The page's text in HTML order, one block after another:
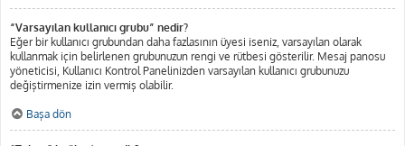
“Varsayılan kullanıcı grubu” nedir?
Eğer bir kullanıcı grubundan daha fazlasının üyesi iseniz, varsayılan olarak
kullanmak için belirlenen grubunuzun rengi ve rütbesi gösterilir. Mesaj panosu
yöneticisi, Kullanıcı Kontrol Panelinizden varsayılan kullanıcı grubunuzu
değiştirmenize izin vermiş olabilir.
Başa dön